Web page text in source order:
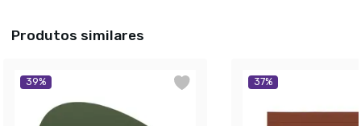
Produtos similares
39% 37%